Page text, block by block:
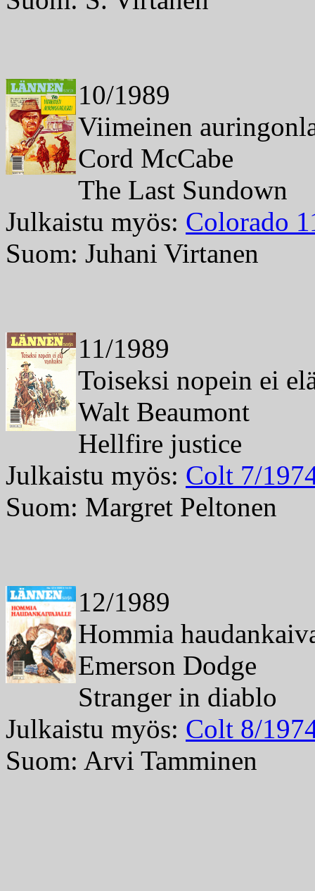
10/1989
Viimeinen
Cord McCabe
The Last Sundown
Julkaistu myös: Colorado
Suom: Juhani Virtanen
11/1989
Toiseksi nopein ei
Walt Beaumont
Hellfire justice
Julkaistu myös: Colt 7/
Suom: Margret Peltonen
12/1989
Hommia
Emerson Dodge
Stranger in diablo
Julkaistu myös: Colt 8/
Suom: Arvi Tamminen